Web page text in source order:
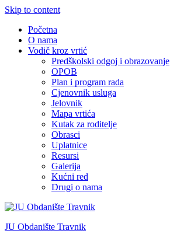
Skip to content
Početna
O nama
Vodič kroz vrtić
Predškolski odgoj i obrazovanje
OPOB
Plan i program rada
Cjenovnik usluga
Jelovnik
Mapa vrtića
Kutak za roditelje
Obrasci
Uplatnice
Resursi
Galerija
Kućni red
Drugi o nama
JU Obdanište Travnik